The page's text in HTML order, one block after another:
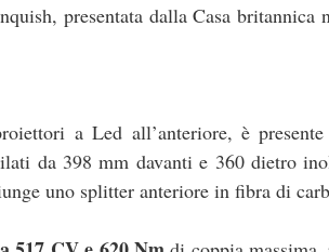
presentata dalla Casa britannica
a Led all’anteriore, è
da 398 mm davanti e 360 dietro
uno splitter anteriore in fibra di